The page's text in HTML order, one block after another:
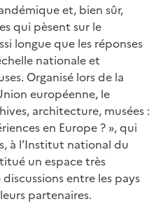
et, bien sûr,
qui pèsent sur le
longue que les réponses
nationale et
Organisé lors de la
européenne, le
architecture, musées :
en Europe ? », qui
à l’Institut national du
un espace très
entre les pays
partenaires.